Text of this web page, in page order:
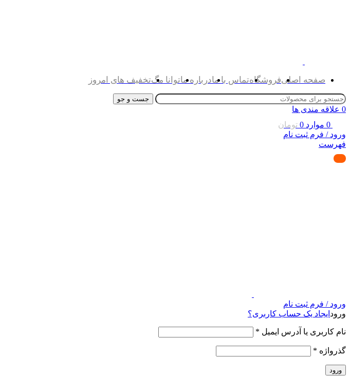
صفحه اصلیفروشگاهتماس با مادرباره ماتوانا مگتخفیف های امروز
جست و جو
0 علاقه مندی ها
0 موارد 0 تومان
ورود / فرم ثبت نام
فهرست
ورود / فرم ثبت نام
ورود ایجاد یک حساب کاربری؟
نام کاربری یا آدرس ایمیل *
گذرواژه *
ورود